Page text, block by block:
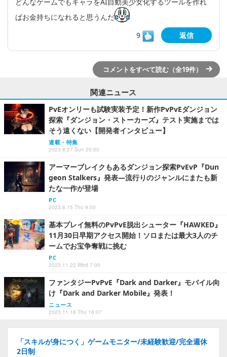
ばお金持ちになれると思うんだ
9
返信
コメントをすべて読む（全19件）
関連ニュース
PvEオンリーも試験実装予定！新作PvPvEダンジョン
探索『ダンジョン・ストーカーズ』テスト実施までは
そう遠くない【開発者インタビュー】
連載・特集
2023.8.27 Sun 20:00
アーマーブレイクもあるダンジョン探索PvEvP『Dun
geon Stalkers』発表―流行りのジャンルにまたも新
たな一作が登場
PC
2023.6.15 Thu 9:00
基本プレイ無料のPvPvE脱出シューター『HAWKED』
11月30日早期アクセス開始！ソロまたは最大3人のチ
ームでお宝争奪戦に挑む
PC
2023.11.22 Wed 7:00
ファンタジーPvPvE『Dark and Darker』モバイル向
け『Dark and Darker Mobile』発表！
ニュース
2023.11.16 Thu 16:07
「スキルが身につく」ゲームモニター/未経験歓迎/完全週休
2日制